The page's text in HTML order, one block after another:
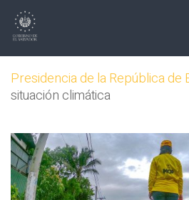
Presidencia de la República de
situación climática